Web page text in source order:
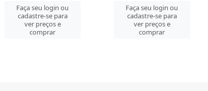
Faça seu login ou
cadastre-se para
ver preços e
comprar
Faça seu login ou
cadastre-se para
ver preços e
comprar